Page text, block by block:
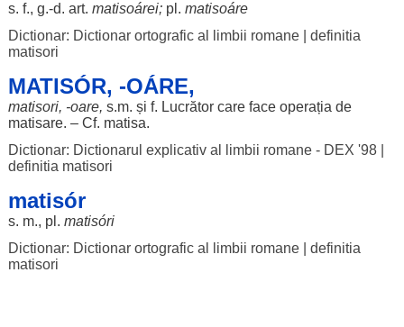
s. f., g.-d. art. matisoárei;pl. matisoáre
Dictionar: Dictionar ortografic al limbii romane| definitia
matisori
MATISÓR, -OÁRE,
matisori, -oare, s.m. și f. Lucrătorcare face operația de
matisare. – Cf. matisa.
Dictionar: Dictionarul explicativ al limbii romane - DEX '98|
definitia matisori
matisór
s. m., pl. matisóri
Dictionar: Dictionar ortografic al limbii romane| definitia
matisori